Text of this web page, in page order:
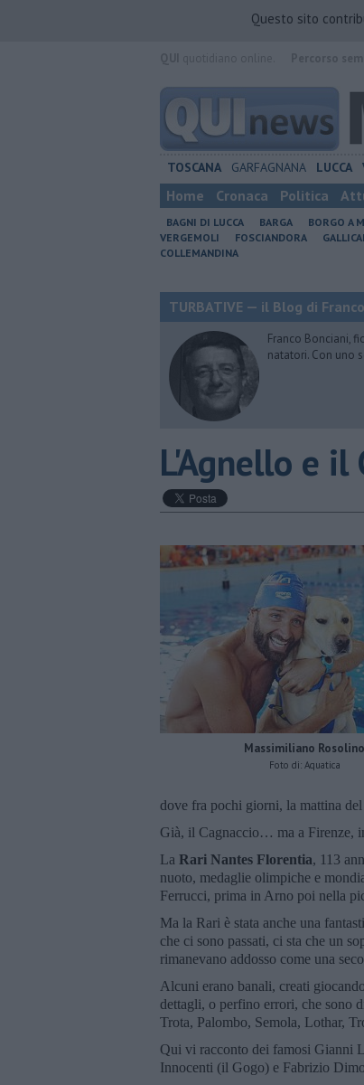
Questo sito
TOSCANA GARFAGNANA LUCCA
Home Cronaca Politica
BAGNI DI LUCCA BARGA BORGO A
VERGEMOLI
FOSCIANDORA
COLLEMANDINA
TURBATIVE — il Blog di
Franco Bonciani,
natatori. Con uno
L'Agnello e il
Massimiliano Rosolino
Foto di: Aquatica
dove fra pochi giorni, la mattina
Già, il Cagnaccio… ma a Firenze,
La Rari Nantes Florentia, 113
nuoto, medaglie olimpiche e
Ferrucci, prima in Arno poi nella
Ma la Rari è stata anche una
che ci sono passati, ci sta che un
rimanevano addosso come una
Alcuni erano banali, creati
dettagli, o perfino errori, che sono
Trota, Palombo, Semola, Lothar,
Qui vi racconto dei famosi Gianni
Innocenti (il Gogo) e Fabrizio